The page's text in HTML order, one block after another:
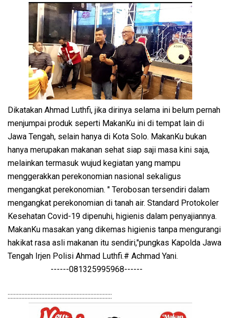
Dikatakan Ahmad Luthfi, jika dirinya selama ini belum pernah
menjumpai produk seperti MakanKu ini di tempat lain di
Jawa Tengah, selain hanya di Kota Solo. MakanKu bukan
hanya merupakan makanan sehat siap saji masa kini saja,
melainkan termasuk wujud kegiatan yang mampu
menggerakkan perekonomian nasional sekaligus
mengangkat perekonomian. " Terobosan tersendiri dalam
mengangkat perekonomian di tanah air. Standard Protokoler
Kesehatan Covid-19 dipenuhi, higienis dalam penyajiannya.
MakanKu masakan yang dikemas higienis tanpa mengurangi
hakikat rasa asli makanan itu sendiri,"pungkas Kapolda Jawa
Tengah Irjen Polisi Ahmad Luthfi.# Achmad Yani.
------081325995968------
::::::::::::::::::::::::::::::::::::::::::::::::::::::::::::::::::::